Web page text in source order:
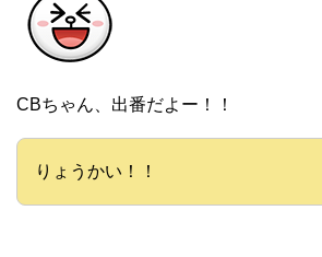
CBちゃん、出番だよー！！
りょうかい！！